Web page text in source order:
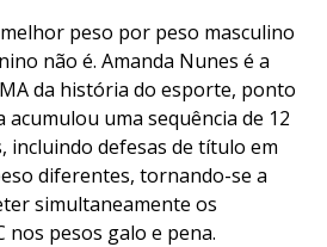
peso por peso masculino
não é. Amanda Nunes é a
da história do esporte, ponto
acumulou uma sequência de 12
incluindo defesas de título em
diferentes, tornando-se a
simultaneamente os
nos pesos galo e pena.